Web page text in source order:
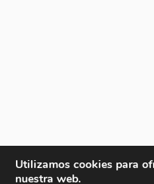
Utilizamos cookies para
nuestra web.